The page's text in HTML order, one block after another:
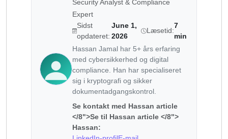
Security Analyst & Compliance
Expert
Sidst
opdateret:
June 1,
2026
Læsetid:
7
min
Hassan Jamal har 5+ års erfaring
med cybersikkerhed og digital
compliance. Han har specialiseret
sig i kryptografi og sikker
dokumentadgangskontrol.
Se kontakt med Hassan article
</8">Se til Hassan article </8">
Hassan: